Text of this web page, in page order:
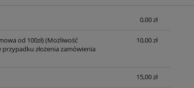
0,00 zł
od 100zł)(Możliwość
złożenia zamówienia
10,00 zł
15,00 zł